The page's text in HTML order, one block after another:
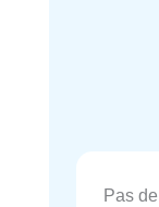
Pas